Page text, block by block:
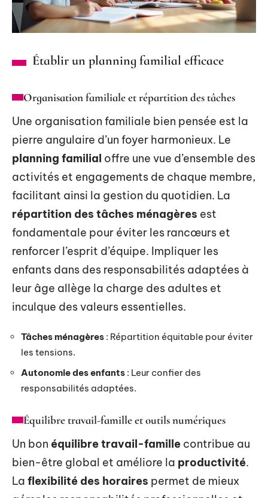
Établir un planning familial efficace
Organisation familiale et répartition des tâches
Une organisation familiale bien pensée est la
pierre angulaire d’un foyer harmonieux. Le
planning familial offre une vue d’ensemble des
activités et engagements de chaque membre,
facilitant ainsi la gestion du quotidien. La
répartition des tâches ménagères est
fondamentale pour éviter les rancœurs et
renforcer l’esprit d’équipe. Impliquer les
enfants dans des responsabilités adaptées à
leur âge allège la charge des adultes et
inculque des valeurs essentielles.
Tâches ménagères : Répartition équitable pour éviter
les tensions.
Autonomie des enfants : Leur confier des
responsabilités adaptées.
Équilibre travail-famille et outils numériques
Un bon équilibre travail-famille contribue au
bien-être global et améliore la productivité.
La flexibilité des horaires permet de mieux